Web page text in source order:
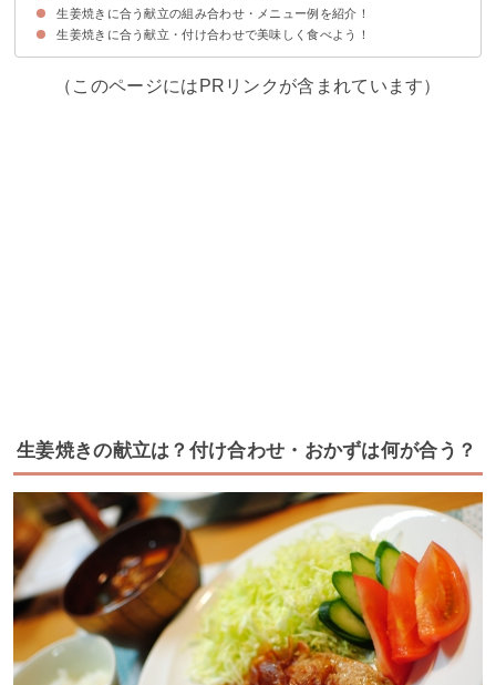
①あさりの炊き込みご飯
②そら豆と桜えびのご飯
③トマトとツナの炊き込みご飯
④わかめご飯
⑤マグロの漬け丼
生姜焼きに合う献立の組み合わせ・メニュー例を紹介！
献立メニュー例①
献立メニュー例②
献立メニュー例③
献立メニュー例④
献立メニュー例⑤
献立メニュー例⑥
生姜焼きに合う献立・付け合わせで美味しく食べよう！
（このページにはPRリンクが含まれています）
生姜焼きの献立は？付け合わせ・おかずは何が合う？